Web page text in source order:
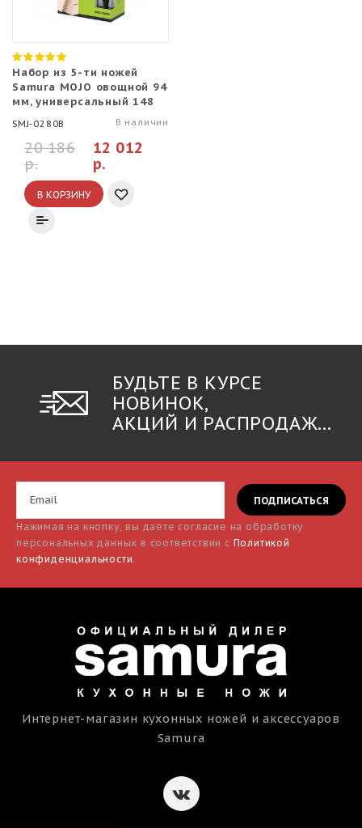
Набор из 5-ти ножей
Samura MOJO овощной 94
мм, универсальный 148
мм, филейный 218 мм,
для хлеба 194 мм, Шеф
200 мм, мусата, ножниц и
подставки
SMJ-0280B В наличии
12 012
р.
20 186
р.
В КОРЗИНУ
БУДЬТЕ В КУРСЕ
НОВИНОК,
АКЦИЙ И РАСПРОДАЖ...
Нажимая на кнопку, вы даёте согласие на обработку
персональных данных в соответствии с Политикой
конфиденциальности.
Интернет-магазин кухонных ножей и аксессуаров
Samura